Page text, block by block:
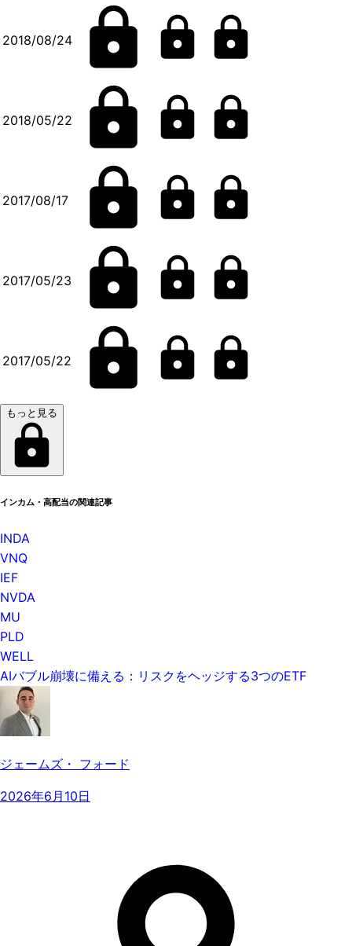
2018/08/24
2018/05/22
2017/08/17
2017/05/23
2017/05/22
もっと見る
インカム・高配当の関連記事
INDA
VNQ
IEF
NVDA
MU
PLD
WELL
AIバブル崩壊に備える：リスクをヘッジする3つのETF
ジェームズ・ フォード
2026年6月10日